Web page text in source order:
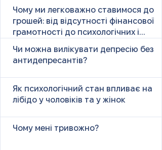
Чому ми легковажно ставимося до
грошей: від відсутності фінансової
грамотності до психологічних і
Чи можна вилікувати депресію без
антидепресантів?
Як психологічний стан впливає на
лібідо у чоловіків та у жінок
Чому мені тривожно?